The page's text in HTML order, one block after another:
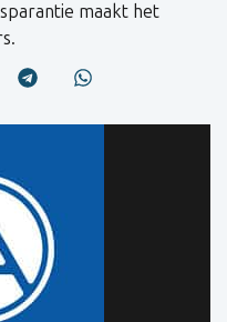
maakt het